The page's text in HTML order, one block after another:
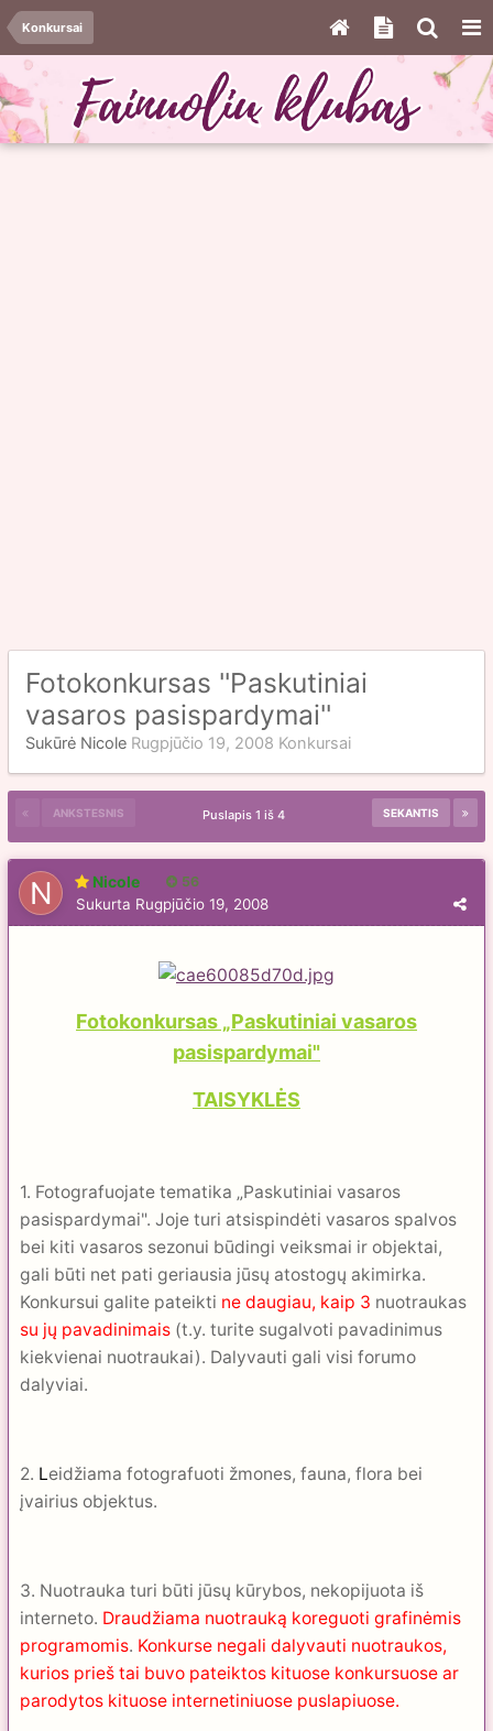
Konkursai
Fotokonkursas ''Paskutiniai
vasaros pasispardymai''
Sukūrė Nicole Rugpjūčio 19, 2008 Konkursai
ANKSTESNIS SEKANTIS
Puslapis 1 iš 4
Nicole 56
Sukurta Rugpjūčio 19, 2008
Fotokonkursas „Paskutiniai vasaros
pasispardymai"
TAISYKLĖS
1. Fotografuojate tematika „Paskutiniai vasaros
pasispardymai". Joje turi atsispindėti vasaros spalvos
bei kiti vasaros sezonui būdingi veiksmai ir objektai,
gali būti net pati geriausia jūsų atostogų akimirka.
Konkursui galite pateikti ne daugiau, kaip 3 nuotraukas
su jų pavadinimais (t.y. turite sugalvoti pavadinimus
kiekvienai nuotraukai). Dalyvauti gali visi forumo
dalyviai.
2. Leidžiama fotografuoti žmones, fauna, flora bei
įvairius objektus.
3. Nuotrauka turi būti jūsų kūrybos, nekopijuota iš
interneto. Draudžiama nuotrauką koreguoti grafinėmis
programomis. Konkurse negali dalyvauti nuotraukos,
kurios prieš tai buvo pateiktos kituose konkursuose ar
parodytos kituose internetiniuose puslapiuose.